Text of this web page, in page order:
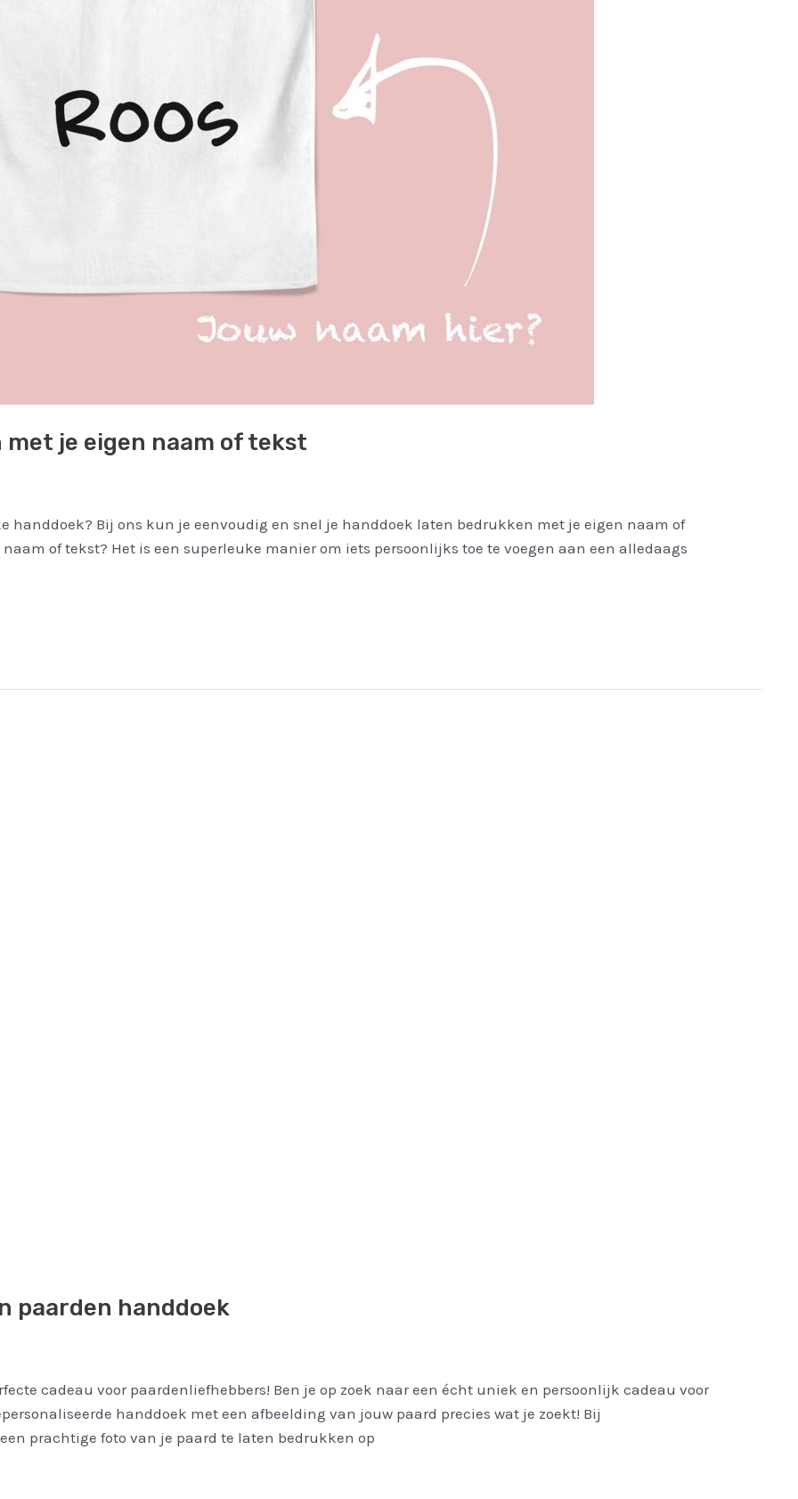
je eigen naam of tekst
handdoek? Bij ons kun je eenvoudig en snel je handdoek laten bedrukken met je eigen naam of
of tekst? Het is een superleuke manier om iets persoonlijks toe te voegen aan een alledaags
paarden handdoek
cadeau voor paardenliefhebbers! Ben je op zoek naar een écht uniek en persoonlijk cadeau voor
handdoek met een afbeelding van jouw paard precies wat je zoekt! Bij
prachtige foto van je paard te laten bedrukken op